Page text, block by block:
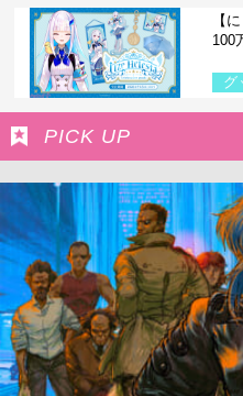
【
100
グ
PICK UP